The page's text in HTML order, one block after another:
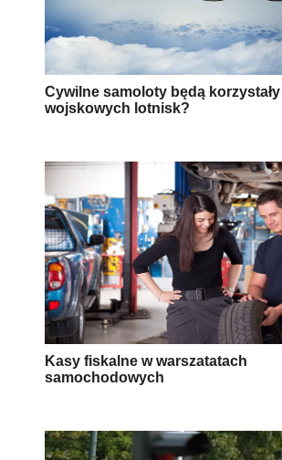
Cywilne samoloty będą korzystały
wojskowych lotnisk?
Kasy fiskalne w warszatatach
samochodowych